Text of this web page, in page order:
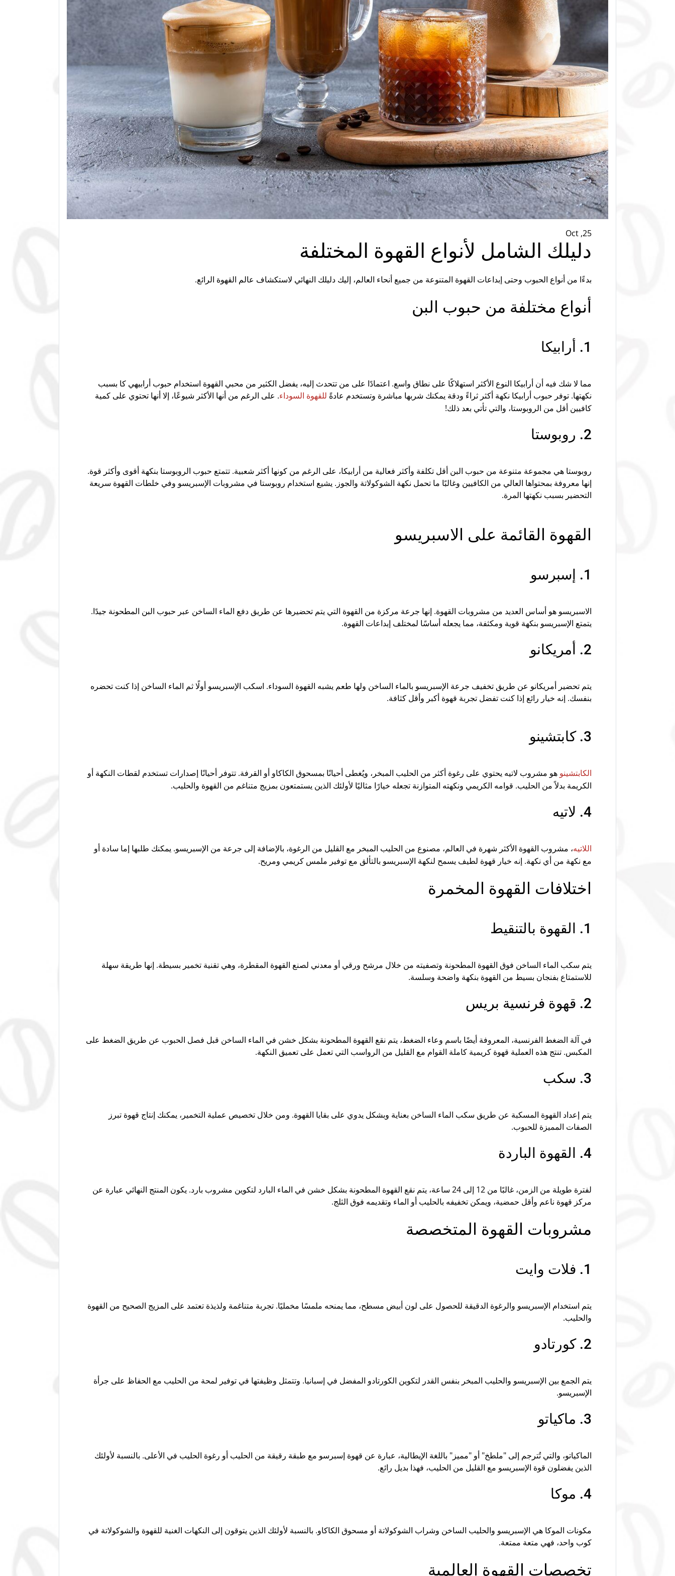
Oct ,25
دليلك الشامل لأنواع القهوة المختلفة
بدءًا من أنواع الحبوب وحتى إبداعات القهوة المتنوعة من جميع أنحاء العالم، إليك دليلك النهائي لاستكشاف عالم القهوة الرائع.
أنواع مختلفة من حبوب البن
1. أرابيكا
مما لا شك فيه أن أرابيكا النوع الأكثر استهلاكًا على نطاق واسع. اعتمادًا على من تتحدث إليه، يفضل الكثير من محبي القهوة استخدام حبوب أرابيهي كا بسبب
نكهتها. توفر حبوب أرابيكا نكهة أكثر ثراءً ودقة يمكنك شربها مباشرة وتستخدم عادةً للقهوة السوداء. على الرغم من أنها الأكثر شيوعًا، إلا أنها تحتوي على كمية
كافيين أقل من الروبوستا، والتي تأتي بعد ذلك!
2. روبوستا
روبوستا هي مجموعة متنوعة من حبوب البن أقل تكلفة وأكثر فعالية من أرابيكا، على الرغم من كونها أكثر شعبية. تتمتع حبوب الروبوستا بنكهة أقوى وأكثر قوة.
إنها معروفة بمحتواها العالي من الكافيين وغالبًا ما تحمل نكهة الشوكولاتة والجوز. يشيع استخدام روبوستا في مشروبات الإسبريسو وفي خلطات القهوة سريعة
التحضير بسبب نكهتها المرة.
القهوة القائمة على الاسبريسو
1. إسبرسو
الاسبريسو هو أساس العديد من مشروبات القهوة. إنها جرعة مركزة من القهوة التي يتم تحضيرها عن طريق دفع الماء الساخن عبر حبوب البن المطحونة جيدًا.
يتمتع الإسبريسو بنكهة قوية ومكثفة، مما يجعله أساسًا لمختلف إبداعات القهوة.
2. أمريكانو
يتم تحضير أمريكانو عن طريق تخفيف جرعة الإسبريسو بالماء الساخن ولها طعم يشبه القهوة السوداء. اسكب الإسبريسو أولًا ثم الماء الساخن إذا كنت تحضره
بنفسك. إنه خيار رائع إذا كنت تفضل تجربة قهوة أكبر وأقل كثافة.
3. كابتشينو
الكابتشينو هو مشروب لاتيه يحتوي على رغوة أكثر من الحليب المبخر، ويُغطى أحيانًا بمسحوق الكاكاو أو القرفة. تتوفر أحيانًا إصدارات تستخدم لقطات النكهة أو
الكريمة بدلاً من الحليب. قوامه الكريمي ونكهته المتوازنة تجعله خيارًا مثاليًا لأولئك الذين يستمتعون بمزيج متناغم من القهوة والحليب.
4. لاتيه
اللاتيه، مشروب القهوة الأكثر شهرة في العالم، مصنوع من الحليب المبخر مع القليل من الرغوة، بالإضافة إلى جرعة من الإسبريسو. يمكنك طلبها إما سادة أو
مع نكهة من أي نكهة. إنه خيار قهوة لطيف يسمح لنكهة الإسبريسو بالتألق مع توفير ملمس كريمي ومريح.
اختلافات القهوة المخمرة
1. القهوة بالتنقيط
يتم سكب الماء الساخن فوق القهوة المطحونة وتصفيته من خلال مرشح ورقي أو معدني لصنع القهوة المقطرة، وهي تقنية تخمير بسيطة. إنها طريقة سهلة
للاستمتاع بفنجان بسيط من القهوة بنكهة واضحة وسلسة.
2. قهوة فرنسية بريس
في آلة الضغط الفرنسية، المعروفة أيضًا باسم وعاء الضغط، يتم نقع القهوة المطحونة بشكل خشن في الماء الساخن قبل فصل الحبوب عن طريق الضغط على
المكبس. تنتج هذه العملية قهوة كريمية كاملة القوام مع القليل من الرواسب التي تعمل على تعميق النكهة.
3. سكب
يتم إعداد القهوة المسكبة عن طريق سكب الماء الساخن بعناية وبشكل يدوي على بقايا القهوة. ومن خلال تخصيص عملية التخمير، يمكنك إنتاج قهوة تبرز
الصفات المميزة للحبوب.
4. القهوة الباردة
لفترة طويلة من الزمن، غالبًا من 12 إلى 24 ساعة، يتم نقع القهوة المطحونة بشكل خشن في الماء البارد لتكوين مشروب بارد. يكون المنتج النهائي عبارة عن
مركز قهوة ناعم وأقل حمضية، ويمكن تخفيفه بالحليب أو الماء وتقديمه فوق الثلج.
مشروبات القهوة المتخصصة
1. فلات وايت
يتم استخدام الإسبريسو والرغوة الدقيقة للحصول على لون أبيض مسطح، مما يمنحه ملمسًا مخمليًا. تجربة متناغمة ولذيذة تعتمد على المزيج الصحيح من القهوة
والحليب.
2. كورتادو
يتم الجمع بين الإسبريسو والحليب المبخر بنفس القدر لتكوين الكورتادو المفضل في إسبانيا. وتتمثل وظيفتها في توفير لمحة من الحليب مع الحفاظ على جرأة
الإسبريسو.
3. ماكياتو
الماكياتو، والتي تُترجم إلى "ملطخ" أو "مميز" باللغة الإيطالية، عبارة عن قهوة إسبرسو مع طبقة رقيقة من الحليب أو رغوة الحليب في الأعلى. بالنسبة لأولئك
الذين يفضلون قوة الإسبريسو مع القليل من الحليب، فهذا بديل رائع.
4. موكا
مكونات الموكا هي الإسبريسو والحليب الساخن وشراب الشوكولاتة أو مسحوق الكاكاو. بالنسبة لأولئك الذين يتوقون إلى النكهات الغنية للقهوة والشوكولاتة في
كوب واحد، فهي متعة ممتعة.
تخصصات القهوة العالمية